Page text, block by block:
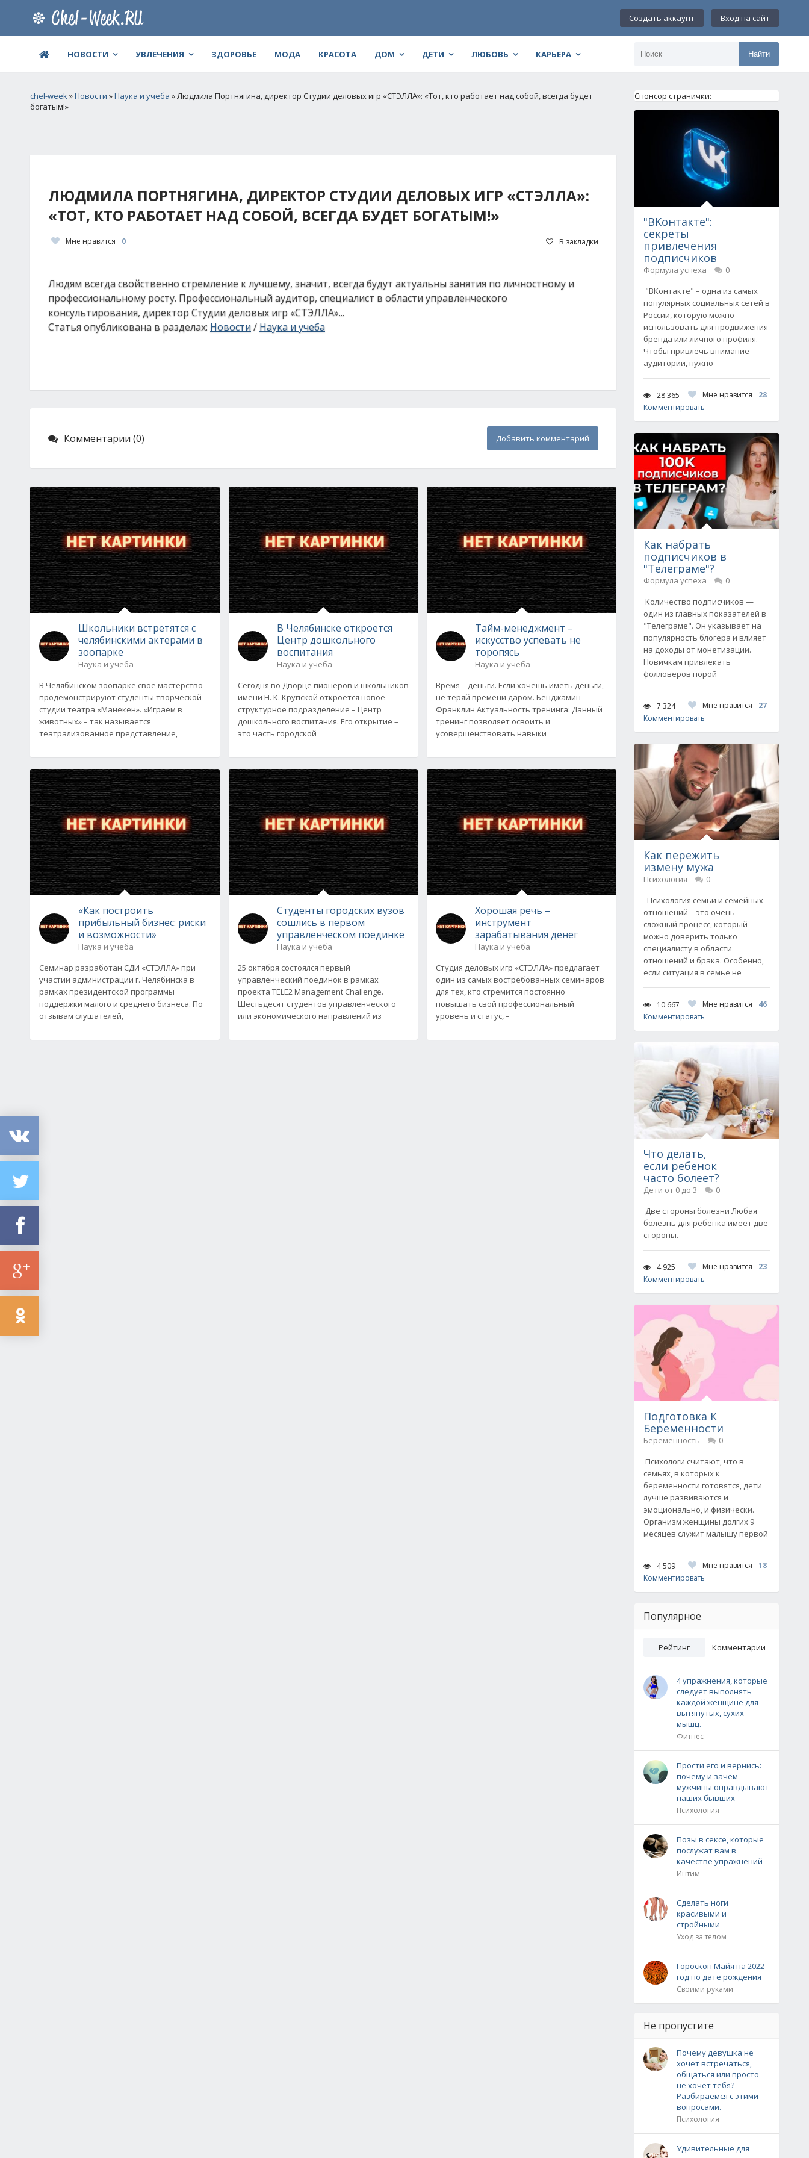
Создать аккаунт Вход на сайт
НОВОСТИ УВЛЕЧЕНИЯ ЗДОРОВЬЕ МОДА КРАСОТА ДОМ ДЕТИ ЛЮБОВЬ КАРЬЕРА Найти
chel-week»Новости »Наука и учеба » Людмила Портнягина, директор Студии деловых игр «СТЭЛЛА»: «Тот, кто работает над собой, всегда будет
богатым!»
ЛЮДМИЛА ПОРТНЯГИНА, ДИРЕКТОР СТУДИИ ДЕЛОВЫХ ИГР «СТЭЛЛА»:
«ТОТ, КТО РАБОТАЕТ НАД СОБОЙ, ВСЕГДА БУДЕТ БОГАТЫМ!»
Мне нравится 0 В закладки
Людям всегда свойственно стремление к лучшему, значит, всегда будут актуальны занятия по личностному и
профессиональному росту. Профессиональный аудитор, специалист в области управленческого
консультирования, директор Студии деловых игр «СТЭЛЛА»...
Статья опубликована в разделах: Новости/ Наука и учеба
Комментарии (0) Добавить комментарий
Школьники встретятся с
челябинскими актерами в
зоопарке
Наука и учеба
В Челябинском зоопарке свое мастерство
продемонстрируют студенты творческой
студии театра «Манекен». «Играем в
животных» – так называется
театрализованное представление,
«Как построить
прибыльный бизнес: риски
и возможности»
Наука и учеба
Семинар разработан СДИ «СТЭЛЛА» при
участии администрации г. Челябинска в
рамках президентской программы
поддержки малого и среднего бизнеса. По
отзывам слушателей,
В Челябинске откроется
Центр дошкольного
воспитания
Наука и учеба
Сегодня во Дворце пионеров и школьников
имени Н. К. Крупской откроется новое
структурное подразделение – Центр
дошкольного воспитания. Его открытие –
это часть городской
Студенты городских вузов
сошлись в первом
управленческом поединке
Наука и учеба
25 октября состоялся первый
управленческий поединок в рамках
проекта TELE2 Management Challenge.
Шестьдесят студентов управленческого
или экономического направлений из
Тайм-менеджмент –
искусство успевать не
торопясь
Наука и учеба
Время – деньги. Если хочешь иметь деньги,
не теряй времени даром. Бенджамин
Франклин Актуальность тренинга: Данный
тренинг позволяет освоить и
усовершенствовать навыки
Хорошая речь –
инструмент
зарабатывания денег
Наука и учеба
Студия деловых игр «СТЭЛЛА» предлагает
один из самых востребованных семинаров
для тех, кто стремится постоянно
повышать свой профессиональный
уровень и статус, –
Спонсор странички:
"ВКонтакте":
секреты
привлечения
подписчиков
Формула успеха
0
"ВКонтакте" – одна из самых
популярных социальных сетей в
России, которую можно
использовать для продвижения
бренда или личного профиля.
Чтобы привлечь внимание
аудитории, нужно
28 365 Мне нравится
28
Комментировать
Как набрать
подписчиков в
"Телеграме"?
Формула успеха
0
Количество подписчиков —
один из главных показателей в
"Телеграме". Он указывает на
популярность блогера и влияет
на доходы от монетизации.
Новичкам привлекать
фолловеров порой
7 324 Мне нравится
27
Комментировать
Как пережить
измену мужа
Психология
0
Психология семьи и семейных
отношений – это очень
сложный процесс, который
можно доверить только
специалисту в области
отношений и брака. Особенно,
если ситуация в семье не
10 667 Мне нравится
46
Комментировать
Что делать,
если ребенок
часто болеет?
Дети от 0 до 3
0
Две стороны болезни Любая
болезнь для ребенка имеет две
стороны.
4 925 Мне нравится
23
Комментировать
Подготовка К
Беременности
Беременность
0
Психологи считают, что в
семьях, в которых к
беременности готовятся, дети
лучше развиваются и
эмоционально, и физически.
Организм женщины долгих 9
месяцев служит малышу первой
4 509 Мне нравится
18
Комментировать
Популярное
Рейтинг Комментарии
4 упражнения, которые
следует выполнять
каждой женщине для
вытянутых, сухих
мышц.
Фитнес
Прости его и вернись:
почему и зачем
мужчины оправдывают
наших бывших
Психология
Позы в сексе, которые
послужат вам в
качестве упражнений
Интим
Сделать ноги
красивыми и
стройными
Уход за телом
Гороскоп Майя на 2022
год по дате рождения
Своими руками
Не пропустите
Почему девушка не
хочет встречаться,
общаться или просто
не хочет тебя?
Разбираемся с этими
вопросами.
Психология
Удивительные для